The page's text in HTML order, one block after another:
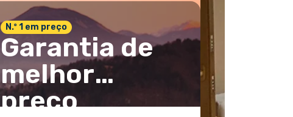
N.º 1 em preço
Garantia de
melhor
preço